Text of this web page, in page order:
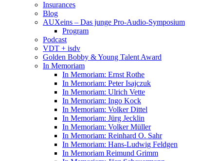
Insurances
Blog
AUXeins – Das junge Pro-Audio-Symposium
Program
Podcast
VDT + isdv
Golden Bobby & Young Talent Award
In Memoriam
In Memoriam: Ernst Rothe
In Memoriam: Peter Isajczuk
In Memoriam: Ulrich Vette
In Memoriam: Ingo Kock
In Memoriam: Volker Dittel
In Memoriam: Jürg Jecklin
In Memoriam: Volker Müller
In Memoriam: Reinhard O. Sahr
In Memoriam: Hans-Ludwig Feldgen
In Memoriam Reimund Grimm